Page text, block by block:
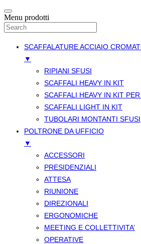
Menu prodotti
SCAFFALATURE ACCIAIO
▼
RIPIANI SFUSI
SCAFFALI HEAVY IN KIT
SCAFFALI HEAVY IN KIT
SCAFFALI LIGHT IN KIT
TUBOLARI MONTANTI SFUSI
POLTRONE DA UFFICIO
▼
ACCESSORI
PRESIDENZIALI
ATTESA
RIUNIONE
DIREZIONALI
ERGONOMICHE
MEETING E COLLETTIVITA’
OPERATIVE